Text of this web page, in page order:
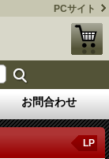
PCサイト
お問合わせ
LP